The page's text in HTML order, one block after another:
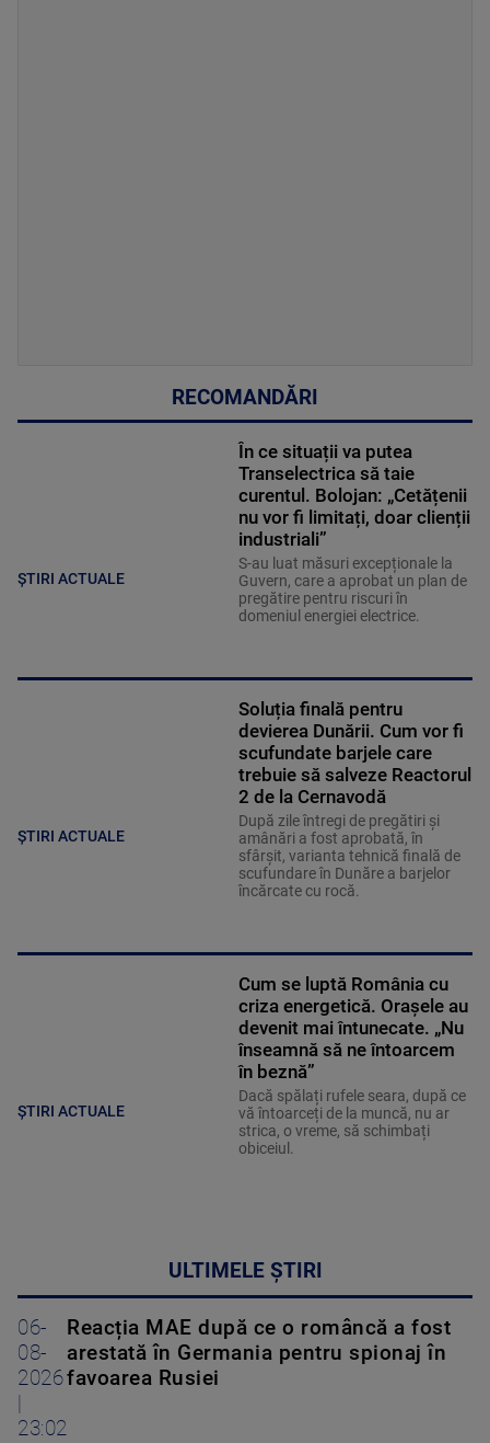
RECOMANDĂRI
ȘTIRI ACTUALE
În ce situații va putea
Transelectrica să taie
curentul. Bolojan: „Cetățenii
nu vor fi limitați, doar clienții
industriali”
S-au luat măsuri excepționale la
Guvern, care a aprobat un plan de
pregătire pentru riscuri în
domeniul energiei electrice.
ȘTIRI ACTUALE
Soluția finală pentru
devierea Dunării. Cum vor fi
scufundate barjele care
trebuie să salveze Reactorul
2 de la Cernavodă
După zile întregi de pregătiri și
amânări a fost aprobată, în
sfârșit, varianta tehnică finală de
scufundare în Dunăre a barjelor
încărcate cu rocă.
ȘTIRI ACTUALE
Cum se luptă România cu
criza energetică. Orașele au
devenit mai întunecate. „Nu
înseamnă să ne întoarcem
în beznă”
Dacă spălați rufele seara, după ce
vă întoarceți de la muncă, nu ar
strica, o vreme, să schimbați
obiceiul.
ULTIMELE ȘTIRI
06-
08-
2026
23:02
Reacția MAE după ce o româncă a fost
arestată în Germania pentru spionaj în
favoarea Rusiei